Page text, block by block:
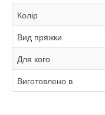
Колір
Вид пряжки
Для кого
Виготовлено в